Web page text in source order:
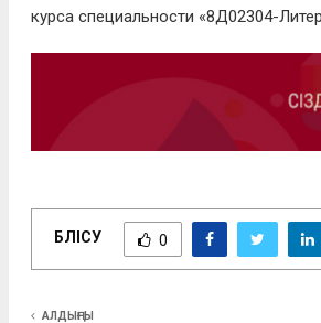
курса специальности «8Д02304-
БӨЛІСУ 0
АЛДЫҢҒЫ